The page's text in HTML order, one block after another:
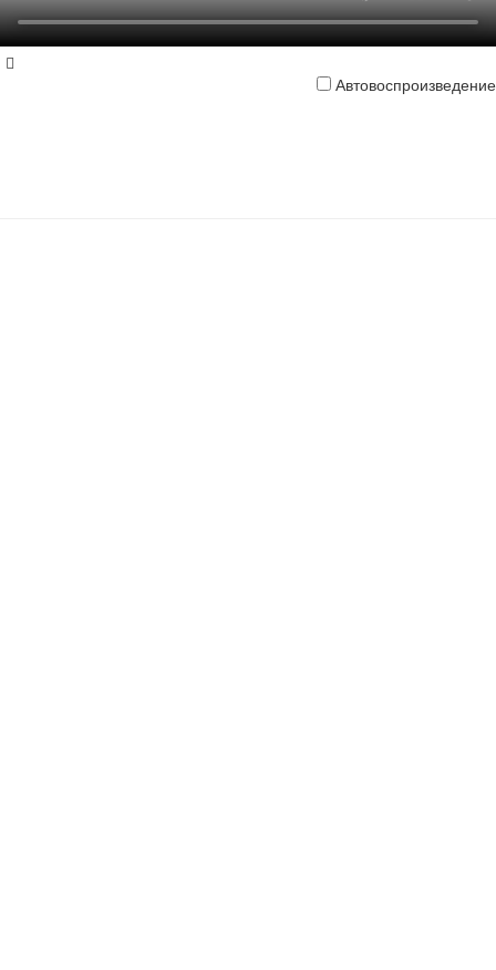
Автовоспроизведение